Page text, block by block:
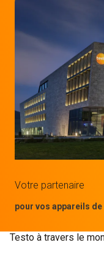
Votre partenaire
pour vos appareils
Testo à travers le